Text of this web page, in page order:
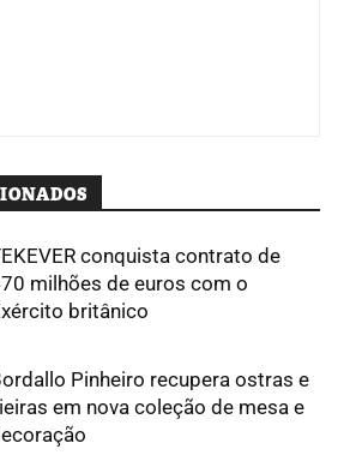
conquista contrato de
milhões de euros com o
britânico
Pinheiro recupera ostras e
em nova coleção de mesa e